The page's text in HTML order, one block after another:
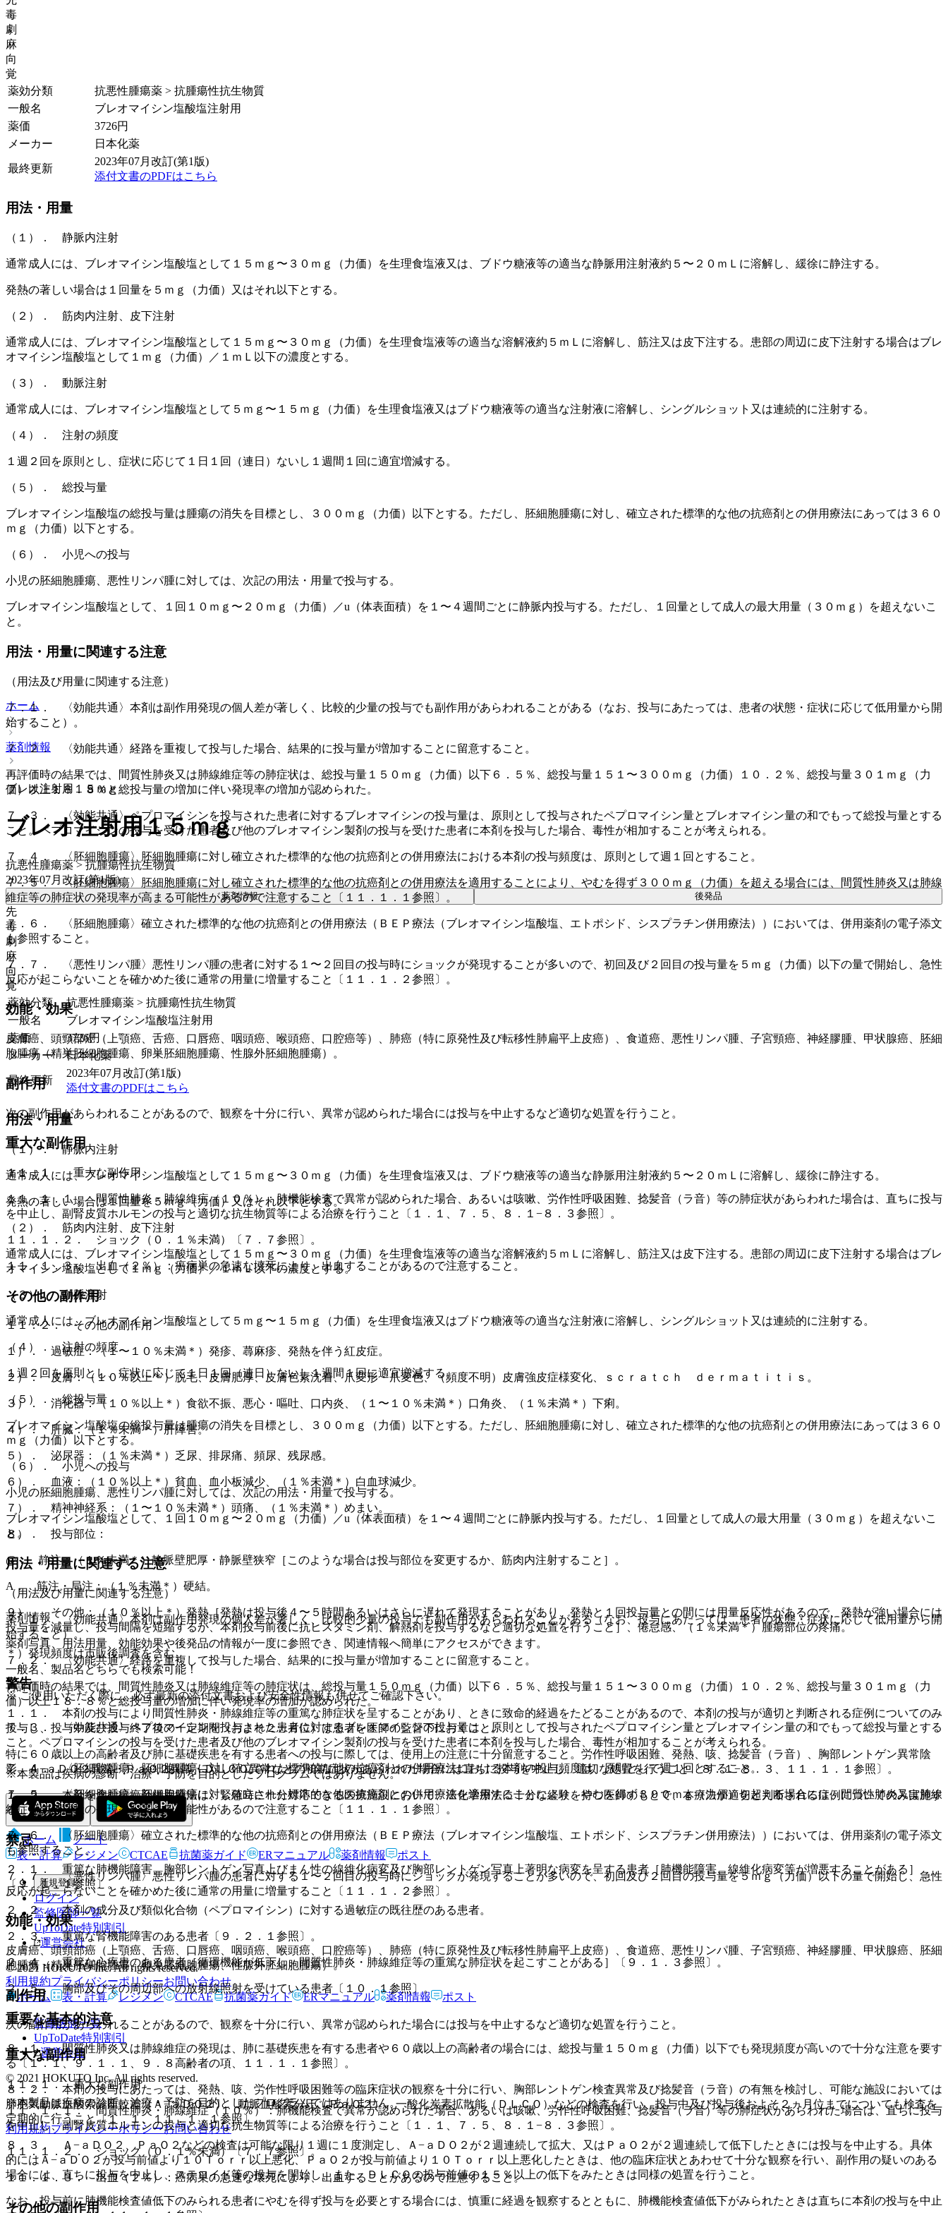
毒
劇
麻
向
覚
薬効分類
抗悪性腫瘍薬 > 抗腫瘍性抗生物質
一般名
ブレオマイシン塩酸塩注射用
薬価
3726円
メーカー
日本化薬
最終更新
2023年07月改訂(第1版)
添付文書のPDFはこちら
用法・用量
（１）． 静脈内注射
通常成人には、ブレオマイシン塩酸塩として１５ｍｇ〜３０ｍｇ（力価）を生理食塩液又は、ブドウ糖液等の適当な静脈用注射液約５〜２０ｍＬに溶解し、緩徐に静注する。
発熱の著しい場合は１回量を５ｍｇ（力価）又はそれ以下とする。
（２）． 筋肉内注射、皮下注射
通常成人には、ブレオマイシン塩酸塩として１５ｍｇ〜３０ｍｇ（力価）を生理食塩液等の適当な溶解液約５ｍＬに溶解し、筋注又は皮下注する。患部の周辺に皮下注射する場合はブレ
オマイシン塩酸塩として１ｍｇ（力価）／１ｍＬ以下の濃度とする。
（３）． 動脈注射
通常成人には、ブレオマイシン塩酸塩として５ｍｇ〜１５ｍｇ（力価）を生理食塩液又はブドウ糖液等の適当な注射液に溶解し、シングルショット又は連続的に注射する。
（４）． 注射の頻度
１週２回を原則とし、症状に応じて１日１回（連日）ないし１週間１回に適宜増減する。
（５）． 総投与量
ブレオマイシン塩酸塩の総投与量は腫瘍の消失を目標とし、３００ｍｇ（力価）以下とする。ただし、胚細胞腫瘍に対し、確立された標準的な他の抗癌剤との併用療法にあっては３６０
ｍｇ（力価）以下とする。
（６）． 小児への投与
小児の胚細胞腫瘍、悪性リンパ腫に対しては、次記の用法・用量で投与する。
ブレオマイシン塩酸塩として、１回１０ｍｇ〜２０ｍｇ（力価）／u（体表面積）を１〜４週間ごとに静脈内投与する。ただし、１回量として成人の最大用量（３０ｍｇ）を超えないこ
と。
用法・用量に関連する注意
（用法及び用量に関連する注意）
７．１． 〈効能共通〉本剤は副作用発現の個人差が著しく、比較的少量の投与でも副作用があらわれることがある（なお、投与にあたっては、患者の状態・症状に応じて低用量から開
始すること）。
７．２． 〈効能共通〉経路を重複して投与した場合、結果的に投与量が増加することに留意すること。
再評価時の結果では、間質性肺炎又は肺線維症等の肺症状は、総投与量１５０ｍｇ（力価）以下６．５％、総投与量１５１〜３００ｍｇ（力価）１０．２％、総投与量３０１ｍｇ（力
価）以上１８．８％と総投与量の増加に伴い発現率の増加が認められた。
７．３． 〈効能共通〉ペプロマイシンを投与された患者に対するブレオマイシンの投与量は、原則として投与されたペプロマイシン量とブレオマイシン量の和でもって総投与量とする
こと。ペプロマイシンの投与を受けた患者及び他のブレオマイシン製剤の投与を受けた患者に本剤を投与した場合、毒性が相加することが考えられる。
７．４． 〈胚細胞腫瘍〉胚細胞腫瘍に対し確立された標準的な他の抗癌剤との併用療法における本剤の投与頻度は、原則として週１回とすること。
７．５． 〈胚細胞腫瘍〉胚細胞腫瘍に対し確立された標準的な他の抗癌剤との併用療法を適用することにより、やむを得ず３００ｍｇ（力価）を超える場合には、間質性肺炎又は肺線
維症等の肺症状の発現率が高まる可能性があるので注意すること〔１１．１．１参照〕。
７．６． 〈胚細胞腫瘍〉確立された標準的な他の抗癌剤との併用療法（ＢＥＰ療法（ブレオマイシン塩酸塩、エトポシド、シスプラチン併用療法））においては、併用薬剤の電子添文
も参照すること。
７．７． 〈悪性リンパ腫〉悪性リンパ腫の患者に対する１〜２回目の投与時にショックが発現することが多いので、初回及び２回目の投与量を５ｍｇ（力価）以下の量で開始し、急性
反応が起こらないことを確かめた後に通常の用量に増量すること〔１１．１．２参照〕。
効能・効果
皮膚癌、頭頸部癌（上顎癌、舌癌、口唇癌、咽頭癌、喉頭癌、口腔癌等）、肺癌（特に原発性及び転移性肺扁平上皮癌）、食道癌、悪性リンパ腫、子宮頸癌、神経膠腫、甲状腺癌、胚細
胞腫瘍（精巣胚細胞腫瘍、卵巣胚細胞腫瘍、性腺外胚細胞腫瘍）。
副作用
次の副作用があらわれることがあるので、観察を十分に行い、異常が認められた場合には投与を中止するなど適切な処置を行うこと。
重大な副作用
１１．１． 重大な副作用
１１．１．１． 間質性肺炎・肺線維症（１０％）：肺機能検査で異常が認められた場合、あるいは咳嗽、労作性呼吸困難、捻髪音（ラ音）等の肺症状があらわれた場合は、直ちに投与
を中止し、副腎皮質ホルモンの投与と適切な抗生物質等による治療を行うこと〔１．１、７．５、８．１−８．３参照〕。
１１．１．２． ショック（０．１％未満）〔７．７参照〕。
１１．１．３． 出血（２％）：癌病巣の急速な壊死により、出血することがあるので注意すること。
その他の副作用
１１．２． その他の副作用
１）． 過敏症：（１〜１０％未満＊）発疹、蕁麻疹、発熱を伴う紅皮症。
２）． 皮膚：（１０％以上＊）脱毛、皮膚肥厚、皮膚色素沈着、爪変形・爪変色、（頻度不明）皮膚強皮症様変化、ｓｃｒａｔｃｈ ｄｅｒｍａｔｉｔｉｓ。
３）． 消化器：（１０％以上＊）食欲不振、悪心・嘔吐、口内炎、（１〜１０％未満＊）口角炎、（１％未満＊）下痢。
４）． 肝臓：（１％未満＊）肝障害。
５）． 泌尿器：（１％未満＊）乏尿、排尿痛、頻尿、残尿感。
６）． 血液：（１０％以上＊）貧血、血小板減少、（１％未満＊）白血球減少。
７）． 精神神経系：（１〜１０％未満＊）頭痛、（１％未満＊）めまい。
８）． 投与部位：
@． 静注：（１％未満＊）静脈壁肥厚・静脈壁狭窄［このような場合は投与部位を変更するか、筋肉内注射すること］。
A． 筋注・局注：（１％未満＊）硬結。
９）． その他：（１０％以上＊）発熱［発熱は投与後４〜５時間あるいはさらに遅れて発現することがあり、発熱と１回投与量との間には用量反応性があるので、発熱が強い場合には
投与量を減量し、投与間隔を短縮するか、本剤投与前後に抗ヒスタミン剤、解熱剤を投与するなど適切な処置を行うこと］、倦怠感、（１％未満＊）腫瘍部位の疼痛。
＊）発現頻度は市販後調査を含む。
警告
１．１． 本剤の投与により間質性肺炎・肺線維症等の重篤な肺症状を呈することがあり、ときに致命的経過をたどることがあるので、本剤の投与が適切と判断される症例についてのみ
投与し、投与中及び投与終了後の一定期間（およそ２ヵ月位）は患者を医師の監督下におくこと。
特に６０歳以上の高齢者及び肺に基礎疾患を有する患者への投与に際しては、使用上の注意に十分留意すること。労作性呼吸困難、発熱、咳、捻髪音（ラ音）、胸部レントゲン異常陰
影、Ａ−ａＤＯ２異常・ＰａＯ２異常・ＤＬＣＯ異常などの初期症状があらわれた場合には直ちに投与を中止し、適切な処置を行うこと〔８．１−８．３、１１．１．１参照〕。
１．２． 本剤を含む抗癌剤併用療法は、緊急時に十分対応できる医療施設において、癌化学療法に十分な経験を持つ医師のもとで、本療法が適切と判断される症例についてのみ実施す
ること。
禁忌
２．１． 重篤な肺機能障害、胸部レントゲン写真上びまん性の線維化病変及び胸部レントゲン写真上著明な病変を呈する患者［肺機能障害、線維化病変等が増悪することがある］
〔９．１．１参照〕。
２．２． 本剤の成分及び類似化合物（ペプロマイシン）に対する過敏症の既往歴のある患者。
２．３． 重篤な腎機能障害のある患者〔９．２．１参照〕。
２．４． 重篤な心疾患のある患者［循環機能が低下し、間質性肺炎・肺線維症等の重篤な肺症状を起こすことがある］〔９．１．３参照〕。
２．５． 胸部及びその周辺部への放射線照射を受けている患者〔１０．１参照〕。
重要な基本的注意
８．１． 間質性肺炎又は肺線維症の発現は、肺に基礎疾患を有する患者や６０歳以上の高齢者の場合には、総投与量１５０ｍｇ（力価）以下でも発現頻度が高いので十分な注意を要す
る〔１．１、９．１．１、９．８高齢者の項、１１．１．１参照〕。
８．２． 本剤の投与にあたっては、発熱、咳、労作性呼吸困難等の臨床症状の観察を十分に行い、胸部レントゲン検査異常及び捻髪音（ラ音）の有無を検討し、可能な施設においては
肺胞気動脈血酸素分圧較差（Ａ−ａＤＯ２）、動脈血酸素分圧（ＰａＯ２）、一酸化炭素拡散能（ＤＬＣＯ）などの検査を行い、投与中及び投与後およそ２ヵ月位までについても検査を
定期的に行うこと〔１．１、１１．１．１参照〕。
８．３． Ａ−ａＤＯ２、ＰａＯ２などの検査は可能な限り１週に１度測定し、Ａ−ａＤＯ２が２週連続して拡大、又はＰａＯ２が２週連続して低下したときには投与を中止する。具体
的にはＡ−ａＤＯ２が投与前値より１０Ｔｏｒｒ以上悪化、ＰａＯ２が投与前値より１０Ｔｏｒｒ以上悪化したときは、他の臨床症状とあわせて十分な観察を行い、副作用の疑いのある
場合には、直ちに投与を中止し、ステロイド等の投与を開始し、また、ＤＬＣＯの投与前値の１５％以上の低下をみたときは同様の処置を行うこと。
なお、投与前に肺機能検査値低下のみられる患者にやむを得ず投与を必要とする場合には、慎重に経過を観察するとともに、肺機能検査値低下がみられたときは直ちに本剤の投与を中止
ホーム
薬剤情報
ブレオ注射用１５ｍｇ
ブレオ注射用１５ｍｇ
抗悪性腫瘍薬 > 抗腫瘍性抗生物質
2023年07月改訂(第1版)
薬剤情報 後発品
先
毒
劇
麻
向
覚
薬効分類
抗悪性腫瘍薬 > 抗腫瘍性抗生物質
一般名
ブレオマイシン塩酸塩注射用
薬価
3726円
メーカー
日本化薬
最終更新
2023年07月改訂(第1版)
添付文書のPDFはこちら
用法・用量
（１）． 静脈内注射
通常成人には、ブレオマイシン塩酸塩として１５ｍｇ〜３０ｍｇ（力価）を生理食塩液又は、ブドウ糖液等の適当な静脈用注射液約５〜２０ｍＬに溶解し、緩徐に静注する。
発熱の著しい場合は１回量を５ｍｇ（力価）又はそれ以下とする。
（２）． 筋肉内注射、皮下注射
通常成人には、ブレオマイシン塩酸塩として１５ｍｇ〜３０ｍｇ（力価）を生理食塩液等の適当な溶解液約５ｍＬに溶解し、筋注又は皮下注する。患部の周辺に皮下注射する場合はブレ
オマイシン塩酸塩として１ｍｇ（力価）／１ｍＬ以下の濃度とする。
（３）． 動脈注射
通常成人には、ブレオマイシン塩酸塩として５ｍｇ〜１５ｍｇ（力価）を生理食塩液又はブドウ糖液等の適当な注射液に溶解し、シングルショット又は連続的に注射する。
（４）． 注射の頻度
１週２回を原則とし、症状に応じて１日１回（連日）ないし１週間１回に適宜増減する。
（５）． 総投与量
ブレオマイシン塩酸塩の総投与量は腫瘍の消失を目標とし、３００ｍｇ（力価）以下とする。ただし、胚細胞腫瘍に対し、確立された標準的な他の抗癌剤との併用療法にあっては３６０
ｍｇ（力価）以下とする。
（６）． 小児への投与
小児の胚細胞腫瘍、悪性リンパ腫に対しては、次記の用法・用量で投与する。
ブレオマイシン塩酸塩として、１回１０ｍｇ〜２０ｍｇ（力価）／u（体表面積）を１〜４週間ごとに静脈内投与する。ただし、１回量として成人の最大用量（３０ｍｇ）を超えないこ
と。
用法・用量に関連する注意
（用法及び用量に関連する注意）
７．１． 〈効能共通〉本剤は副作用発現の個人差が著しく、比較的少量の投与でも副作用があらわれることがある（なお、投与にあたっては、患者の状態・症状に応じて低用量から開
始すること）。
７．２． 〈効能共通〉経路を重複して投与した場合、結果的に投与量が増加することに留意すること。
再評価時の結果では、間質性肺炎又は肺線維症等の肺症状は、総投与量１５０ｍｇ（力価）以下６．５％、総投与量１５１〜３００ｍｇ（力価）１０．２％、総投与量３０１ｍｇ（力
価）以上１８．８％と総投与量の増加に伴い発現率の増加が認められた。
７．３． 〈効能共通〉ペプロマイシンを投与された患者に対するブレオマイシンの投与量は、原則として投与されたペプロマイシン量とブレオマイシン量の和でもって総投与量とする
こと。ペプロマイシンの投与を受けた患者及び他のブレオマイシン製剤の投与を受けた患者に本剤を投与した場合、毒性が相加することが考えられる。
７．４． 〈胚細胞腫瘍〉胚細胞腫瘍に対し確立された標準的な他の抗癌剤との併用療法における本剤の投与頻度は、原則として週１回とすること。
７．５． 〈胚細胞腫瘍〉胚細胞腫瘍に対し確立された標準的な他の抗癌剤との併用療法を適用することにより、やむを得ず３００ｍｇ（力価）を超える場合には、間質性肺炎又は肺線
維症等の肺症状の発現率が高まる可能性があるので注意すること〔１１．１．１参照〕。
７．６． 〈胚細胞腫瘍〉確立された標準的な他の抗癌剤との併用療法（ＢＥＰ療法（ブレオマイシン塩酸塩、エトポシド、シスプラチン併用療法））においては、併用薬剤の電子添文
も参照すること。
７．７． 〈悪性リンパ腫〉悪性リンパ腫の患者に対する１〜２回目の投与時にショックが発現することが多いので、初回及び２回目の投与量を５ｍｇ（力価）以下の量で開始し、急性
反応が起こらないことを確かめた後に通常の用量に増量すること〔１１．１．２参照〕。
効能・効果
皮膚癌、頭頸部癌（上顎癌、舌癌、口唇癌、咽頭癌、喉頭癌、口腔癌等）、肺癌（特に原発性及び転移性肺扁平上皮癌）、食道癌、悪性リンパ腫、子宮頸癌、神経膠腫、甲状腺癌、胚細
胞腫瘍（精巣胚細胞腫瘍、卵巣胚細胞腫瘍、性腺外胚細胞腫瘍）。
副作用
次の副作用があらわれることがあるので、観察を十分に行い、異常が認められた場合には投与を中止するなど適切な処置を行うこと。
重大な副作用
１１．１． 重大な副作用
１１．１．１． 間質性肺炎・肺線維症（１０％）：肺機能検査で異常が認められた場合、あるいは咳嗽、労作性呼吸困難、捻髪音（ラ音）等の肺症状があらわれた場合は、直ちに投与
を中止し、副腎皮質ホルモンの投与と適切な抗生物質等による治療を行うこと〔１．１、７．５、８．１−８．３参照〕。
１１．１．２． ショック（０．１％未満）〔７．７参照〕。
１１．１．３． 出血（２％）：癌病巣の急速な壊死により、出血することがあるので注意すること。
その他の副作用
薬剤情報
薬剤写真、用法用量、効能効果や後発品の情報が一度に参照でき、関連情報へ簡単にアクセスができます。
一般名、製品名どちらでも検索可能！
※ ご使用いただく際に、必ず最新の添付文書および安全性情報も併せてご確認下さい。
※本製品は疾病の診断・治療・予防を目的としたプログラムではありません。
ホーム
ノート
表・計算
レジメン CTCAE 抗菌薬ガイド ERマニュアル 薬剤情報 ポスト
新規登録
ログイン
監修医師一覧
UpToDate特別割引
運営会社
© 2021 HOKUTO Inc. All rights reserved.
利用規約プライバシーポリシーお問い合わせ
ホーム
表・計算 レジメン CTCAE 抗菌薬ガイド ERマニュアル 薬剤情報 ポスト
監修医師一覧
UpToDate特別割引
運営会社
© 2021 HOKUTO Inc. All rights reserved.
※本製品は疾病の診断・治療・予防を目的としたプログラムではありません。
利用規約プライバシーポリシーお問い合わせ